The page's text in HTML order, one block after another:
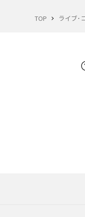
TOP ライブ･